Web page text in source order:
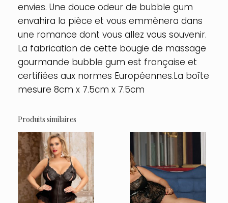
envies. Une douce odeur de bubble gum
envahira la pièce et vous emmènera dans
une romance dont vous allez vous souvenir.
La fabrication de cette bougie de massage
gourmande bubble gum est française et
certifiées aux normes Européennes.La boîte
mesure 8cm x 7.5cm x 7.5cm
Produits similaires